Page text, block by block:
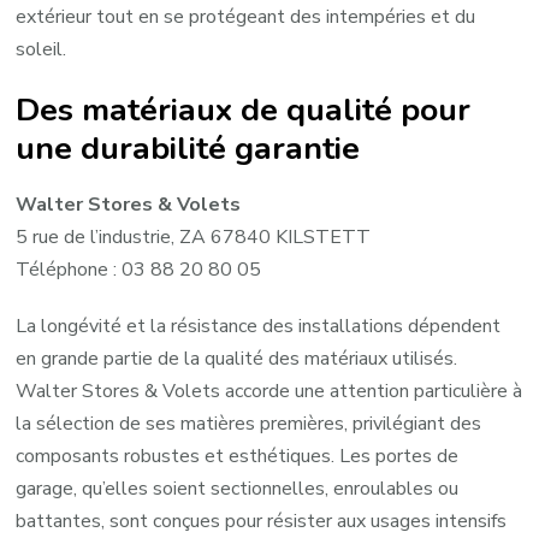
extérieur tout en se protégeant des intempéries et du
soleil.
Des matériaux de qualité pour
une durabilité garantie
Walter Stores & Volets
5 rue de l’industrie, ZA 67840 KILSTETT
Téléphone : 03 88 20 80 05
La longévité et la résistance des installations dépendent
en grande partie de la qualité des matériaux utilisés.
Walter Stores & Volets accorde une attention particulière à
la sélection de ses matières premières, privilégiant des
composants robustes et esthétiques. Les portes de
garage, qu’elles soient sectionnelles, enroulables ou
battantes, sont conçues pour résister aux usages intensifs